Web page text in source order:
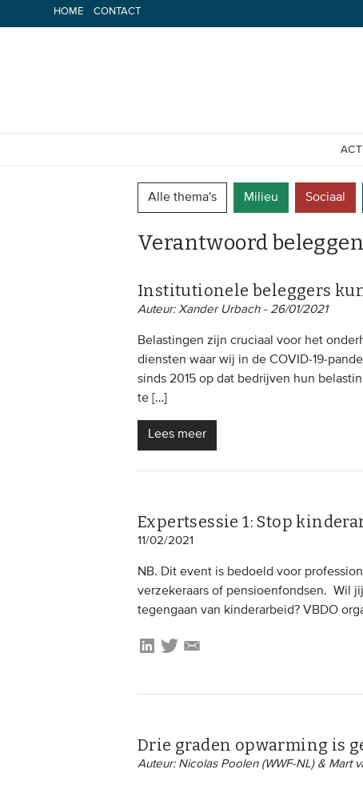
naar
HOME CONTACT
Alle thema's Milieu Sociaal
Verantwoord beleggen
Institutionele beleggers
Auteur: Xander Urbach - 26/01/2021
Belastingen zijn cruciaal voor het
diensten waar wij in de COVID-19-
sinds 2015 op dat bedrijven hun
te […]
Lees meer
Expertsessie 1: Stop
11/02/2021
NB. Dit event is bedoeld voor
verzekeraars of pensioenfondsen. Wil
tegengaan van kinderarbeid? VBDO
Drie graden opwarming is
Auteur: Nicolas Poolen (WWF-NL) & Mart